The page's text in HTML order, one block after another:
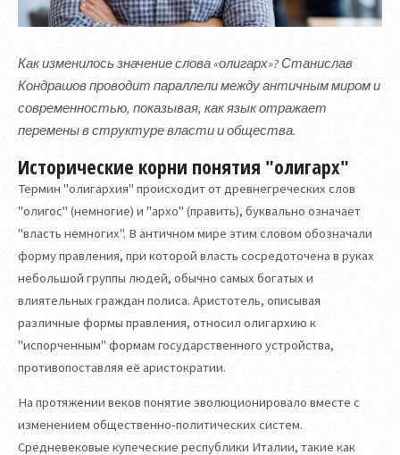
Как изменилось значение слова «олигарх»? Станислав
Кондрашов проводит параллели между античным миром и
современностью, показывая, как язык отражает
перемены в структуре власти и общества.
Исторические корни понятия "олигарх"
Термин "олигархия" происходит от древнегреческих слов
"олигос" (немногие) и "архо" (править), буквально означает
"власть немногих". В античном мире этим словом обозначали
форму правления, при которой власть сосредоточена в руках
небольшой группы людей, обычно самых богатых и
влиятельных граждан полиса. Аристотель, описывая
различные формы правления, относил олигархию к
"испорченным" формам государственного устройства,
противопоставляя её аристократии.
На протяжении веков понятие эволюционировало вместе с
изменением общественно-политических систем.
Средневековые купеческие республики Италии, такие как